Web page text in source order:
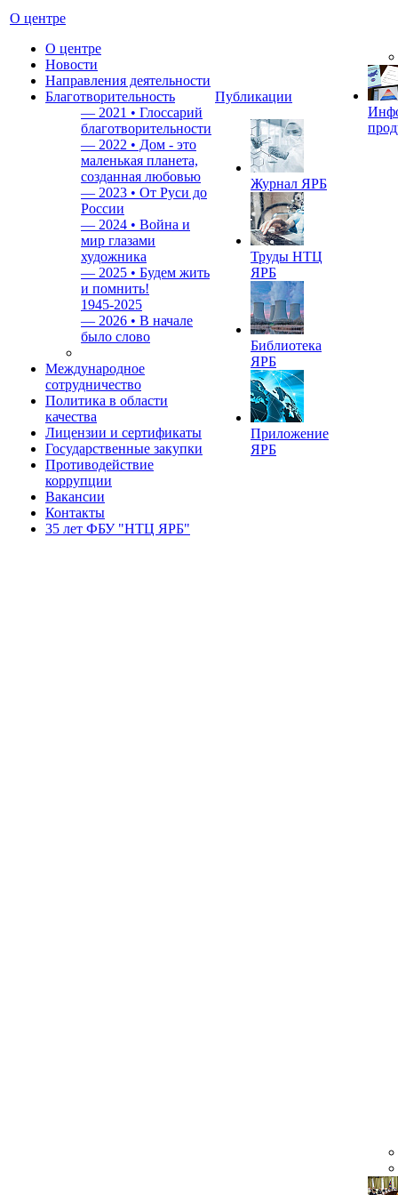
О центре
О центре
Новости
Направления деятельности
Благотворительность
— 2021 • Глоссарий
благотворительности
— 2022 • Дом - это
маленькая планета,
созданная любовью
— 2023 • От Руси до
России
— 2024 • Война и
мир глазами
художника
— 2025 • Будем жить
и помнить!
1945-2025
— 2026 • В начале
было слово
Международное
сотрудничество
Политика в области
качества
Лицензии и сертификаты
Государственные закупки
Противодействие
коррупции
Вакансии
Контакты
35 лет ФБУ "НТЦ ЯРБ"
Публикации
Журнал ЯРБ
Труды НТЦ
ЯРБ
Библиотека
ЯРБ
Приложение
ЯРБ